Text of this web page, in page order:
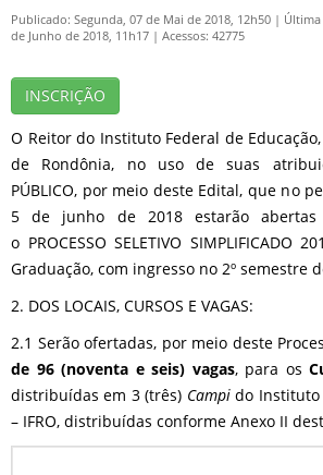
Publicado: Segunda, 07 de Mai de 2018, 12h50 | Última
de Junho de 2018, 11h17 | Acessos: 42775
INSCRIÇÃO
O Reitor do Instituto Federal de
de Rondônia, no uso de suas
PÚBLICO, por meio deste Edital, que no
5 de junho de 2018 estarão abertas
o PROCESSO SELETIVO SIMPLIFICADO
Graduação, com ingresso no 2º semestre
2. DOS LOCAIS, CURSOS E VAGAS:
2.1 Serão ofertadas, por meio deste
de 96 (noventa e seis) vagas, para os
distribuídas em 3 (três) Campido Instituto
– IFRO, distribuídas conforme Anexo II